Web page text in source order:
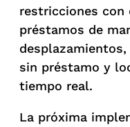
restricciones con
préstamos de
sin préstamo y
tiempo real.
La próxima